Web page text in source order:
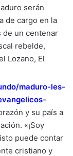
serán
de cargo en la
de un centenar
rebelde,
Lozano, El
maduro-les-
y su país a
«¡Soy
puede contar
cristiano y